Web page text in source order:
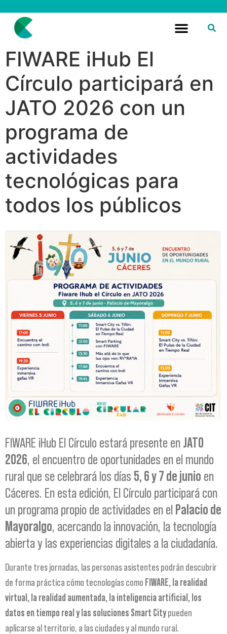
FIWARE iHub El
Círculo participará en
JATO 2026 con un
programa de
actividades
tecnológicas para
todos los públicos
FIWARE iHub El Círculo estará presente en JATO
2026, el encuentro de oportunidades en el mundo
rural que se celebrará los días 5, 6 y 7 de junio en
Cáceres. En esta edición, El Círculo participará con
un programa propio de actividades en el Palacio de
Mayoralgo, acercando la innovación, la tecnología
abierta y las experiencias digitales a la ciudadanía.
Durante tres jornadas, las personas asistentes podrán descubrir
de forma práctica cómo tecnologías como FIWARE, la realidad
virtual, la realidad aumentada, la inteligencia artificial, los
datos en tiempo real y las soluciones Smart Citypueden
aplicarse al territorio, a las ciudades y al mundo rural.